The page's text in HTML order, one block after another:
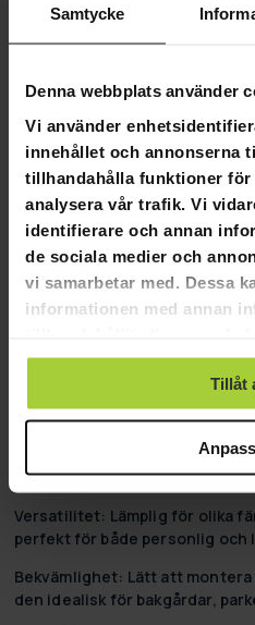
Samtycke
Denna webbplats använder
Vi använder
innehållet och annonserna
tillhandahålla funktioner för
analysera vår trafik. Vi
identifierare och annan
de sociala medier och
vi samarbetar med. Dessa
informationen med annan
använt deras tjänster.
Tillåt
Paketinformation:
Vikt:5,6 kg
Höjd:8 cm
Bredd:33 cm
ProSport Fotbollsmål
Hållbar Konstruktion:
pulverlackerad ram för
Portabel och Lätt att
inkluderade jordankare
säkra på plats.
Perfekt för Träning:
garanterar ett robust och
konsekvent användning.
Versatilitet: Lämplig för olika
perfekt för både personlig och
Bekvämlighet: Lätt att
den idealisk för bakgårdar,